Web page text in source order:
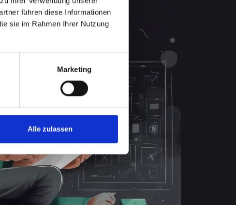
führen diese Informationen
sie im Rahmen Ihrer Nutzung
Marketing
Alle zulassen